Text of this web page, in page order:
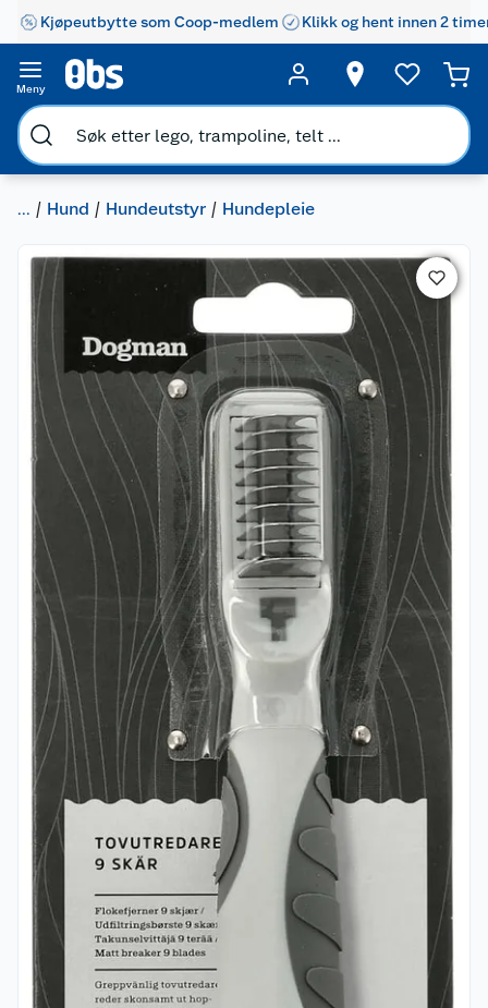
Kjøpeutbytte som Coop-medlem Klikk og hent innen 2
Meny
... Hund Hundeutstyr Hundepleie